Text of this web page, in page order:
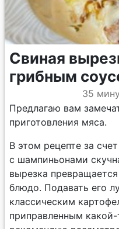
Свиная
грибным
35
Предлагаю вам
приготовления мяса.
В этом рецепте за
с шампиньонами
вырезка
блюдо. Подавать его
классическим
приправленным